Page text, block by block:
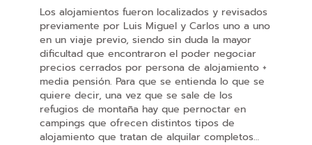
Los alojamientos fueron localizados y revisados
previamente por Luis Miguel y Carlos uno a uno
en un viaje previo, siendo sin duda la mayor
dificultad que encontraron el poder negociar
precios cerrados por persona de alojamiento +
media pensión. Para que se entienda lo que se
quiere decir, una vez que se sale de los
refugios de montaña hay que pernoctar en
campings que ofrecen distintos tipos de
alojamiento que tratan de alquilar completos…